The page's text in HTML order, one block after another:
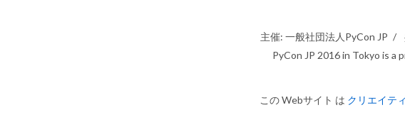
主催: 一般社団法人PyCon JP /
PyCon JP 2016 in Tokyo is a
この Webサイト は クリエイテ